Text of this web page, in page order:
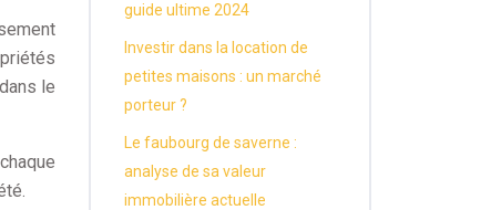
le
guide ultime 2024
Investir dans la location de
petites maisons : un marché
porteur ?
Le faubourg de saverne :
analyse de sa valeur
immobilière actuelle